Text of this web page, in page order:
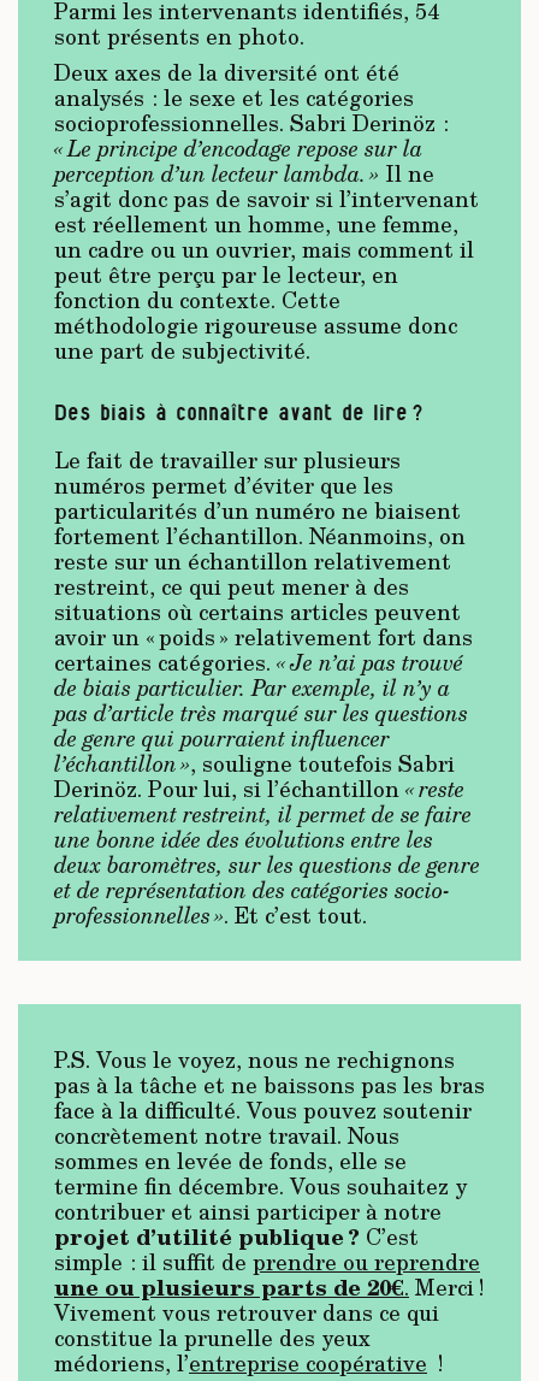
Parmi les intervenants identifiés, 54
sont présents en photo.
Deux axes de la diversité ont été
analysés : le sexe et les catégories
socioprofessionnelles. Sabri Derinöz :
« Le principe d’encodage repose sur la
perception d’un lecteur lambda. » Il ne
s’agit donc pas de savoir si l’intervenant
est réellement un homme, une femme,
un cadre ou un ouvrier, mais comment il
peut être perçu par le lecteur, en
fonction du contexte. Cette
méthodologie rigoureuse assume donc
une part de subjectivité.
Des biais à connaître avant de lire ?
Le fait de travailler sur plusieurs
numéros permet d’éviter que les
particularités d’un numéro ne biaisent
fortement l’échantillon. Néanmoins, on
reste sur un échantillon relativement
restreint, ce qui peut mener à des
situations où certains articles peuvent
avoir un « poids » relativement fort dans
certaines catégories. « Je n’ai pas trouvé
de biais particulier. Par exemple, il n’y a
pas d’article très marqué sur les questions
de genre qui pourraient influencer
l’échantillon », souligne toutefois Sabri
Derinöz. Pour lui, si l’échantillon« reste
relativement restreint, il permet de se faire
une bonne idée des évolutions entre les
deux baromètres, sur les questions de genre
et de représentation des catégories socio-
professionnelles ». Et c’est tout.
P.S. Vous le voyez, nous ne rechignons
pas à la tâche et ne baissons pas les bras
face à la difficulté. Vous pouvez soutenir
concrètement notre travail. Nous
sommes en levée de fonds, elle se
termine fin décembre. Vous souhaitez y
contribuer et ainsi participer à notre
projet d’utilité publique ? C’est
simple : il suffit de prendre ou reprendre
une ou plusieurs parts de 20€. Merci !
Vivement vous retrouver dans ce qui
constitue la prunelle des yeux
médoriens, l’entreprise coopérative !